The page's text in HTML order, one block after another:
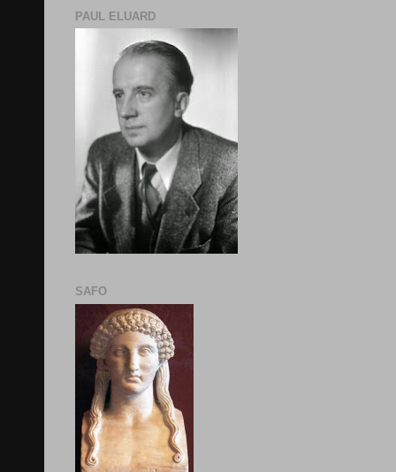
PAUL ELUARD
SAFO